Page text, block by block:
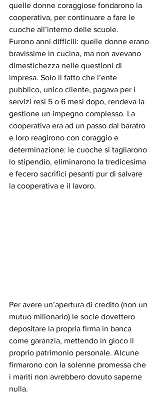
quelle donne coraggiose fondarono la
cooperativa, per continuare a fare le
cuoche all’interno delle scuole.
Furono anni difficili: quelle donne erano
bravissime in cucina, ma non avevano
dimestichezza nelle questioni di
impresa. Solo il fatto che l’ente
pubblico, unico cliente, pagava per i
servizi resi 5 o 6 mesi dopo, rendeva la
gestione un impegno complesso. La
cooperativa era ad un passo dal baratro
e loro reagirono con coraggio e
determinazione: le cuoche si tagliarono
lo stipendio, eliminarono la tredicesima
e fecero sacrifici pesanti pur di salvare
la cooperativa e il lavoro.
Per avere un’apertura di credito (non un
mutuo milionario) le socie dovettero
depositare la propria firma in banca
come garanzia, mettendo in gioco il
proprio patrimonio personale. Alcune
firmarono con la solenne promessa che
i mariti non avrebbero dovuto saperne
nulla.